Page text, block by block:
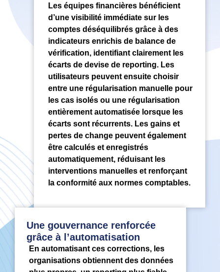
Les équipes financières bénéficient
d’une visibilité immédiate sur les
comptes déséquilibrés grâce à des
indicateurs enrichis de balance de
vérification, identifiant clairement les
écarts de devise de reporting. Les
utilisateurs peuvent ensuite choisir
entre une régularisation manuelle pour
les cas isolés ou une régularisation
entièrement automatisée lorsque les
écarts sont récurrents. Les gains et
pertes de change peuvent également
être calculés et enregistrés
automatiquement, réduisant les
interventions manuelles et renforçant
la conformité aux normes comptables.
Une gouvernance renforcée
grâce à l’automatisation
En automatisant ces corrections, les
organisations obtiennent des données